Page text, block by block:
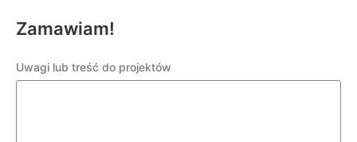
Zamawiam!
Uwagi lub treść do projektów